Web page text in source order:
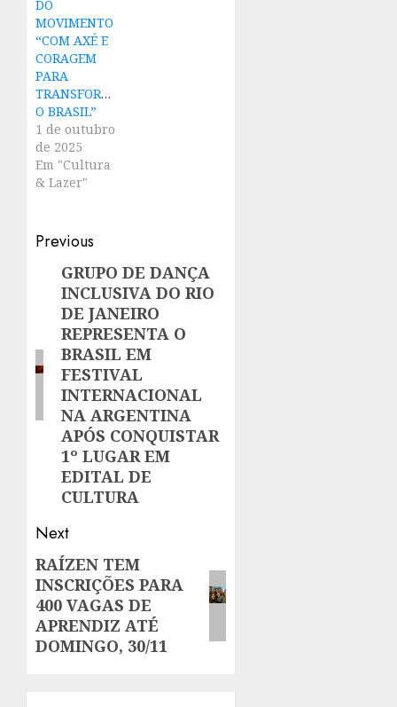
DO
MOVIMENTO
“COM AXÉ E
CORAGEM
PARA
TRANSFORMAR
O BRASIL”
1 de outubro
de 2025
Em "Cultura
& Lazer"
Post
navigation
Previous
Previous
post:
GRUPO DE DANÇA
INCLUSIVA DO RIO
DE JANEIRO
REPRESENTA O
BRASIL EM
FESTIVAL
INTERNACIONAL
NA ARGENTINA
APÓS CONQUISTAR
1º LUGAR EM
EDITAL DE
CULTURA
Next
Next
post:
RAÍZEN TEM
INSCRIÇÕES PARA
400 VAGAS DE
APRENDIZ ATÉ
DOMINGO, 30/11